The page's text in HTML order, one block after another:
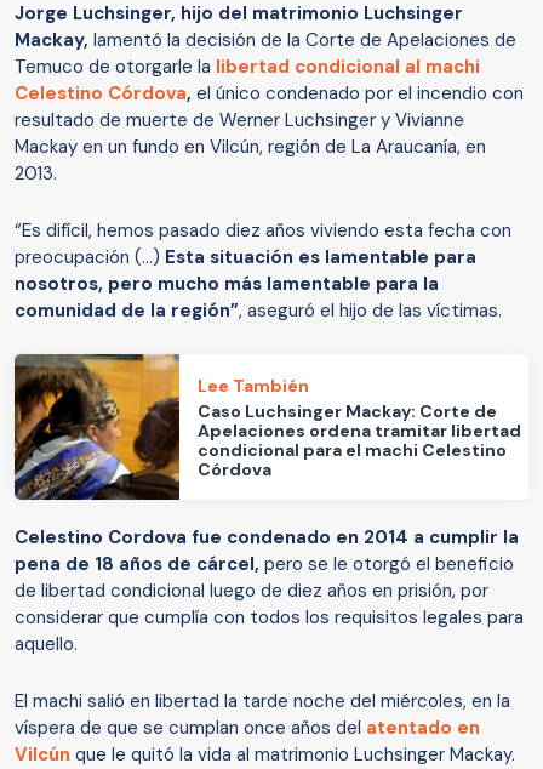
Jorge Luchsinger, hijo del matrimonio Luchsinger
Mackay, lamentó la decisión de la Corte de Apelaciones de
Temuco de otorgarle la libertad condicional al machi
Celestino Córdova, el único condenado por el incendio con
resultado de muerte de Werner Luchsinger y Vivianne
Mackay en un fundo en Vilcún, región de La Araucanía, en
2013.
“Es difícil, hemos pasado diez años viviendo esta fecha con
preocupación (...) Esta situación es lamentable para
nosotros, pero mucho más lamentable para la
comunidad de la región”, aseguró el hijo de las víctimas.
Lee También
Caso Luchsinger Mackay: Corte de
Apelaciones ordena tramitar libertad
condicional para el machi Celestino
Córdova
Celestino Cordova fue condenado en 2014 a cumplir la
pena de 18 años de cárcel, pero se le otorgó el beneficio
de libertad condicional luego de diez años en prisión, por
considerar que cumplía con todos los requisitos legales para
aquello.
El machi salió en libertad la tarde noche del miércoles, en la
víspera de que se cumplan once años del atentado en
Vilcún que le quitó la vida al matrimonio Luchsinger Mackay.